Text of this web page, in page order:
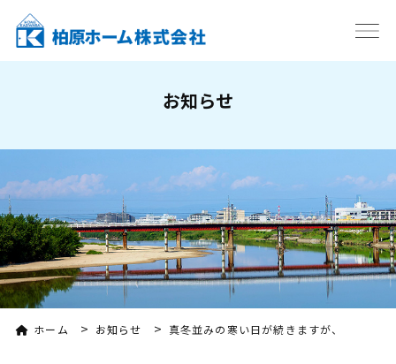
お知らせ
ホーム > お知らせ > 真冬並みの寒い日が続きますが、